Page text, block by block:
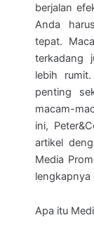
berjalan
Anda
tepat.
terkadang
lebih
penting
macam-
ini,
artikel
Media
lengkapnya
Apa itu